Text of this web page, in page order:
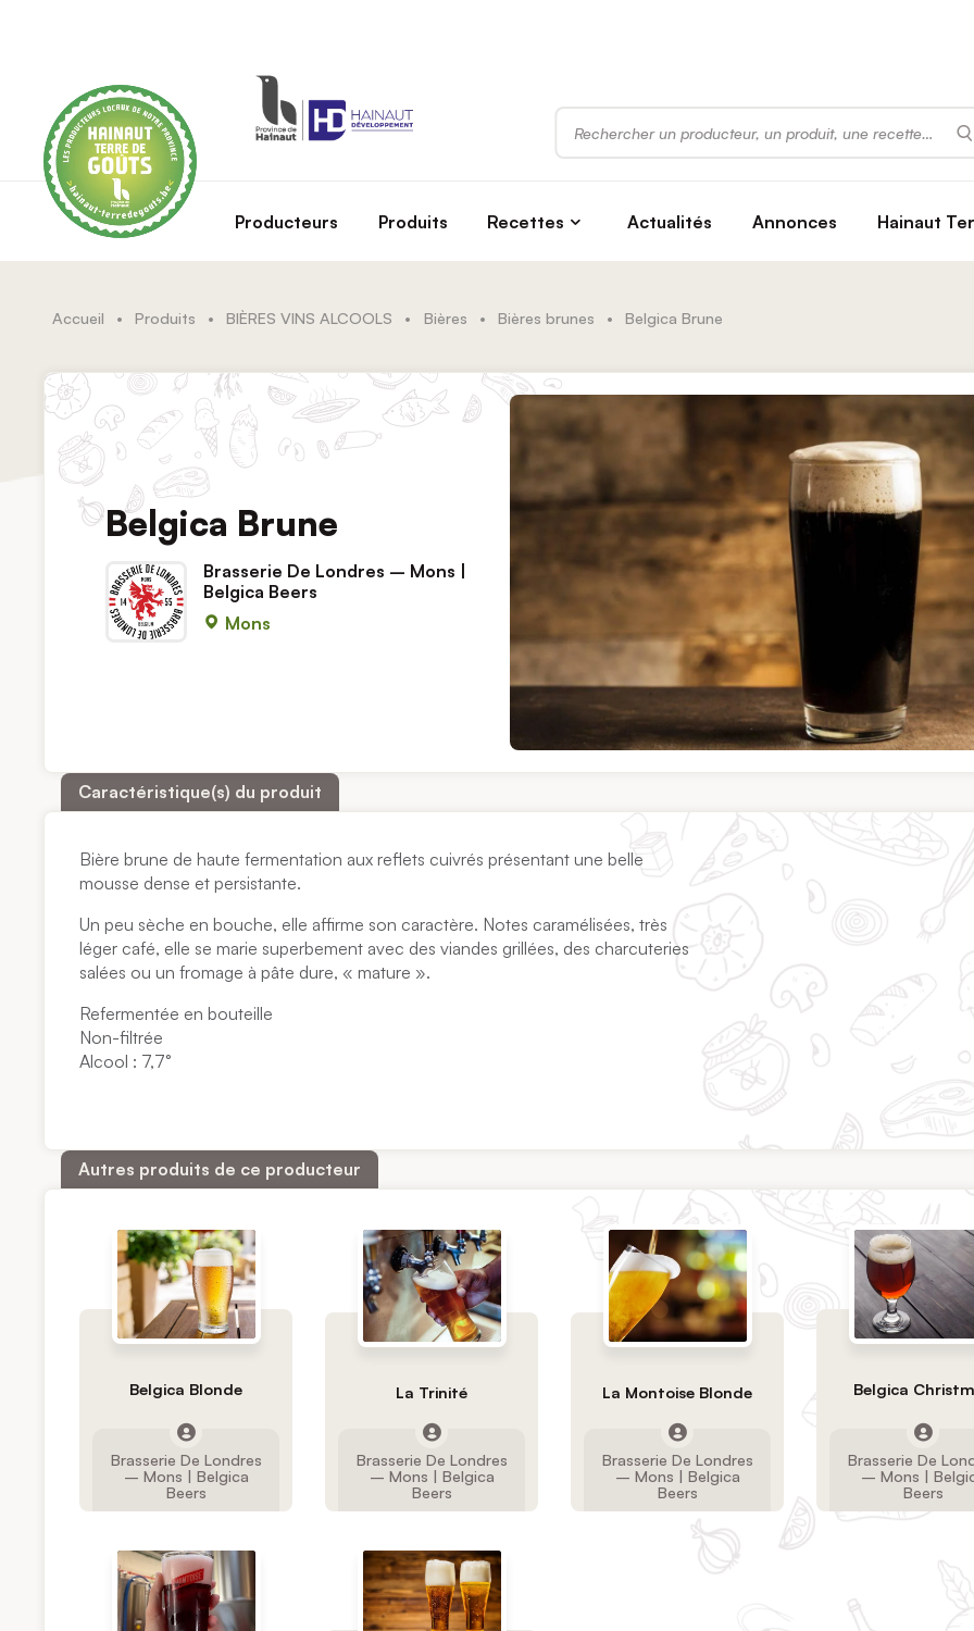
Rechercher
Producteurs Produits Recettes Actualités Annonces Hainaut
Accueil • Produits • BIÈRES VINS ALCOOLS • Bières • Bières brunes • Belgica Brune
Belgica Brune
Brasserie De Londres – Mons |
Belgica Beers
Mons
Caractéristique(s) du produit
Bière brune de haute fermentation aux reflets cuivrés présentant une belle
mousse dense et persistante.
Un peu sèche en bouche, elle affirme son caractère. Notes caramélisées, très
léger café, elle se marie superbement avec des viandes grillées, des charcuteries
salées ou un fromage à pâte dure, « mature ».
Refermentée en bouteille
Non-filtrée
Alcool : 7,7°
Autres produits de ce producteur
Belgica Blonde
Brasserie De Londres
– Mons | Belgica
Beers
La Trinité
Brasserie De Londres
– Mons | Belgica
Beers
La Montoise Blonde
Brasserie De Londres
– Mons | Belgica
Beers
Belgica
Brasserie De
– Mons |
Beers